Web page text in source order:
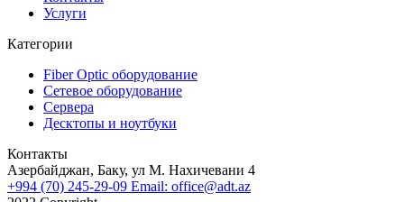
Услуги
Категории
Fiber Optic оборудование
Сетевое оборудование
Сервера
Десктопы и ноутбуки
Контакты
Азербайджан, Баку, ул М. Нахичевани 4
+994 (70) 245-29-09 Email: office@adt.az